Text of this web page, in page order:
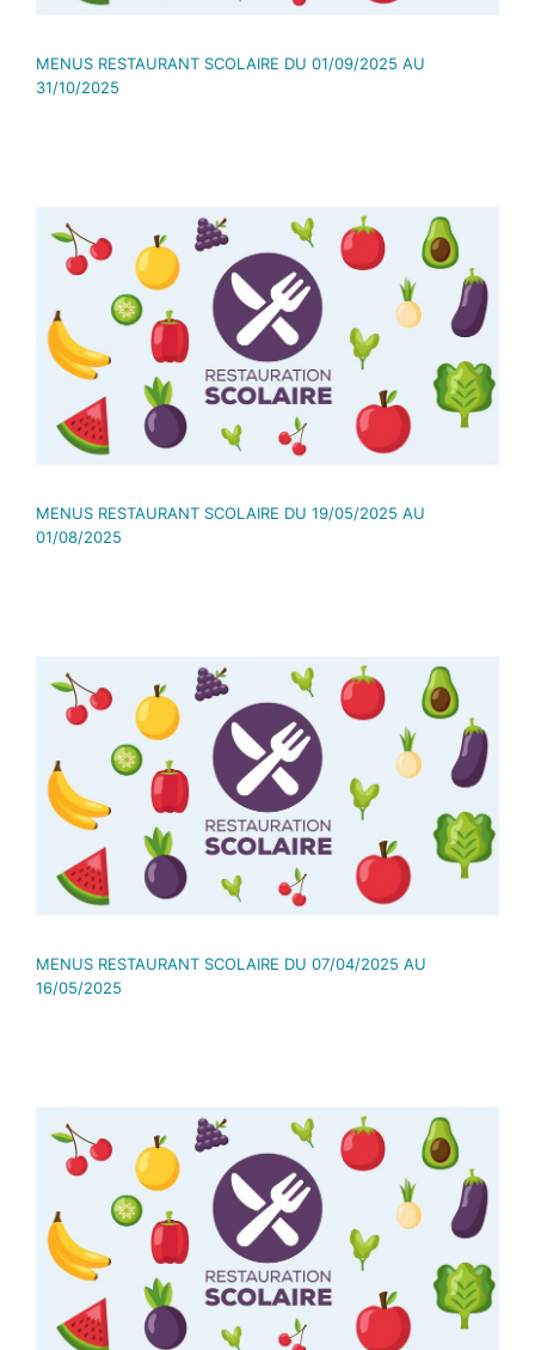
MENUS RESTAURANT SCOLAIRE DU 01/09/2025 AU
31/10/2025
MENUS RESTAURANT SCOLAIRE DU 19/05/2025 AU
01/08/2025
MENUS RESTAURANT SCOLAIRE DU 07/04/2025 AU
16/05/2025